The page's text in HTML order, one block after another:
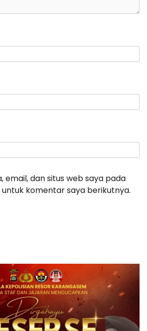
email, dan situs web saya pada
komentar saya berikutnya.